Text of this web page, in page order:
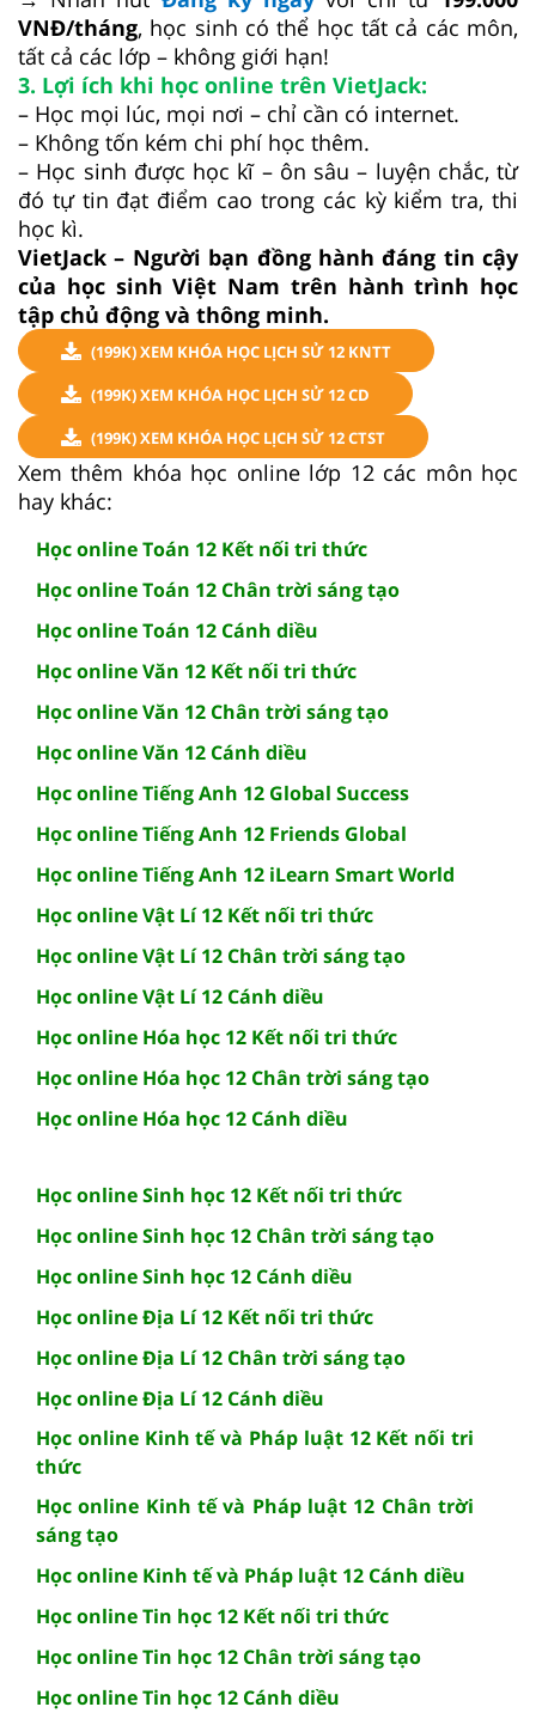
VNĐ/tháng, học sinh có thể học tất cả các môn,
tất cả các lớp – không giới hạn!
3. Lợi ích khi học online trên VietJack:
– Học mọi lúc, mọi nơi – chỉ cần có internet.
– Không tốn kém chi phí học thêm.
– Học sinh được học kĩ – ôn sâu – luyện chắc, từ
đó tự tin đạt điểm cao trong các kỳ kiểm tra, thi
học kì.
VietJack – Người bạn đồng hành đáng tin cậy
của học sinh Việt Nam trên hành trình học
tập chủ động và thông minh.
(199K) XEM KHÓA HỌC LỊCH SỬ 12 KNTT
(199K) XEM KHÓA HỌC LỊCH SỬ 12 CD
(199K) XEM KHÓA HỌC LỊCH SỬ 12 CTST
Xem thêm khóa học online lớp 12 các môn học
hay khác:
Học online Toán 12 Kết nối tri thức
Học online Toán 12 Chân trời sáng tạo
Học online Toán 12 Cánh diều
Học online Văn 12 Kết nối tri thức
Học online Văn 12 Chân trời sáng tạo
Học online Văn 12 Cánh diều
Học online Tiếng Anh 12 Global Success
Học online Tiếng Anh 12 Friends Global
Học online Tiếng Anh 12 iLearn Smart World
Học online Vật Lí 12 Kết nối tri thức
Học online Vật Lí 12 Chân trời sáng tạo
Học online Vật Lí 12 Cánh diều
Học online Hóa học 12 Kết nối tri thức
Học online Hóa học 12 Chân trời sáng tạo
Học online Hóa học 12 Cánh diều
Học online Sinh học 12 Kết nối tri thức
Học online Sinh học 12 Chân trời sáng tạo
Học online Sinh học 12 Cánh diều
Học online Địa Lí 12 Kết nối tri thức
Học online Địa Lí 12 Chân trời sáng tạo
Học online Địa Lí 12 Cánh diều
Học online Kinh tế và Pháp luật 12 Kết nối tri
thức
Học online Kinh tế và Pháp luật 12 Chân trời
sáng tạo
Học online Kinh tế và Pháp luật 12 Cánh diều
Học online Tin học 12 Kết nối tri thức
Học online Tin học 12 Chân trời sáng tạo
Học online Tin học 12 Cánh diều